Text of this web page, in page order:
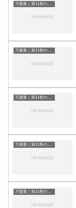
万葉集｜第11巻の和歌一覧
万葉集｜第11巻の和歌一覧
万葉集｜第11巻の和歌一覧
万葉集｜第11巻の和歌一覧
万葉集｜第11巻の和歌一覧